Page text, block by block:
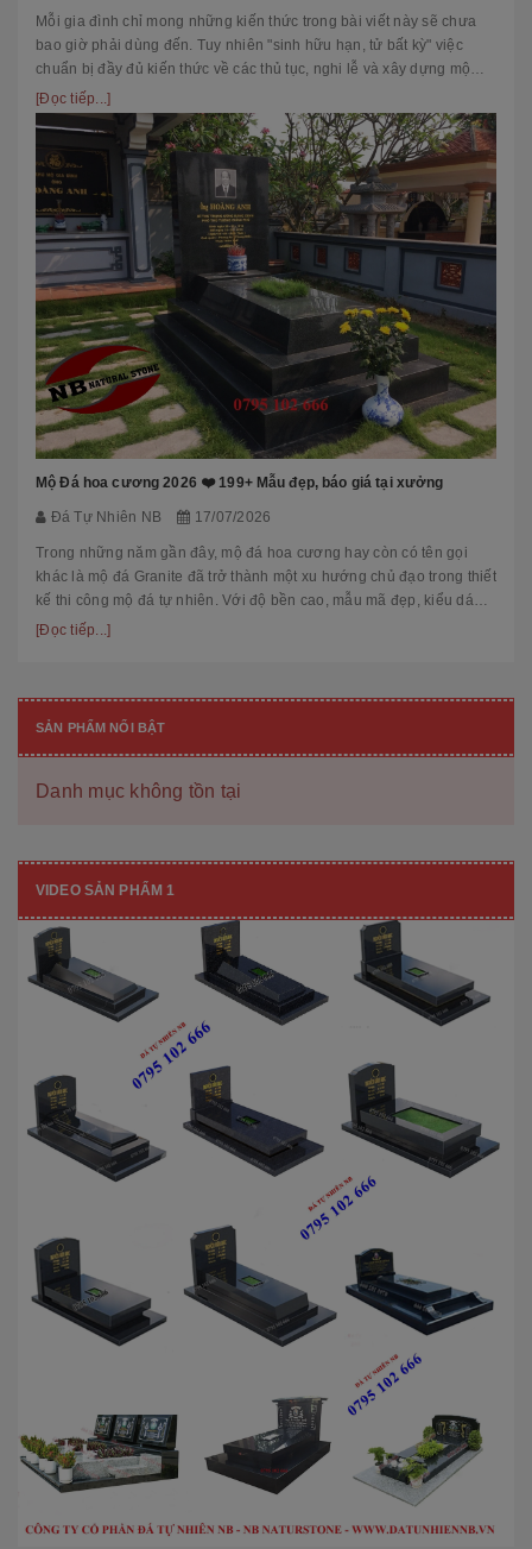
Mỗi gia đình chỉ mong những kiến thức trong bài viết này sẽ chưa
bao giờ phải dùng đến. Tuy nhiên "sinh hữu hạn, tử bất kỳ" việc
chuẩn bị đầy đủ kiến thức về các thủ tục, nghi lễ và xây dựng mộ
phầ...
[Đọc tiếp...]
Mộ Đá hoa cương 2026 ❤️ 199+ Mẫu đẹp, báo giá tại xưởng
Đá Tự Nhiên NB 17/07/2026
Trong những năm gần đây, mộ đá hoa cương hay còn có tên gọi
khác là mộ đá Granite đã trở thành một xu hướng chủ đạo trong thiết
kế thi công mộ đá tự nhiên. Với độ bền cao, mẫu mã đẹp, kiểu dáng
hiệ...
[Đọc tiếp...]
SẢN PHẨM NỔI BẬT
Danh mục không tồn tại
VIDEO SẢN PHẨM 1